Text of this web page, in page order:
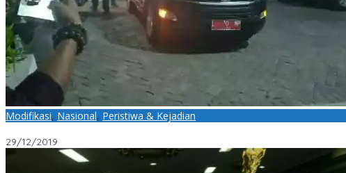
Modifikasi, Nasional, Peristiwa & Kejadian
29/12/2019